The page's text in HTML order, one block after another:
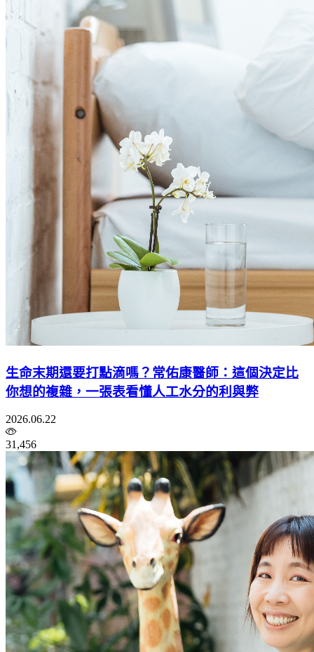
生命末期還要打點滴嗎？常佑康醫師：這個決定比
你想的複雜，一張表看懂人工水分的利與弊
2026.06.22
31,456